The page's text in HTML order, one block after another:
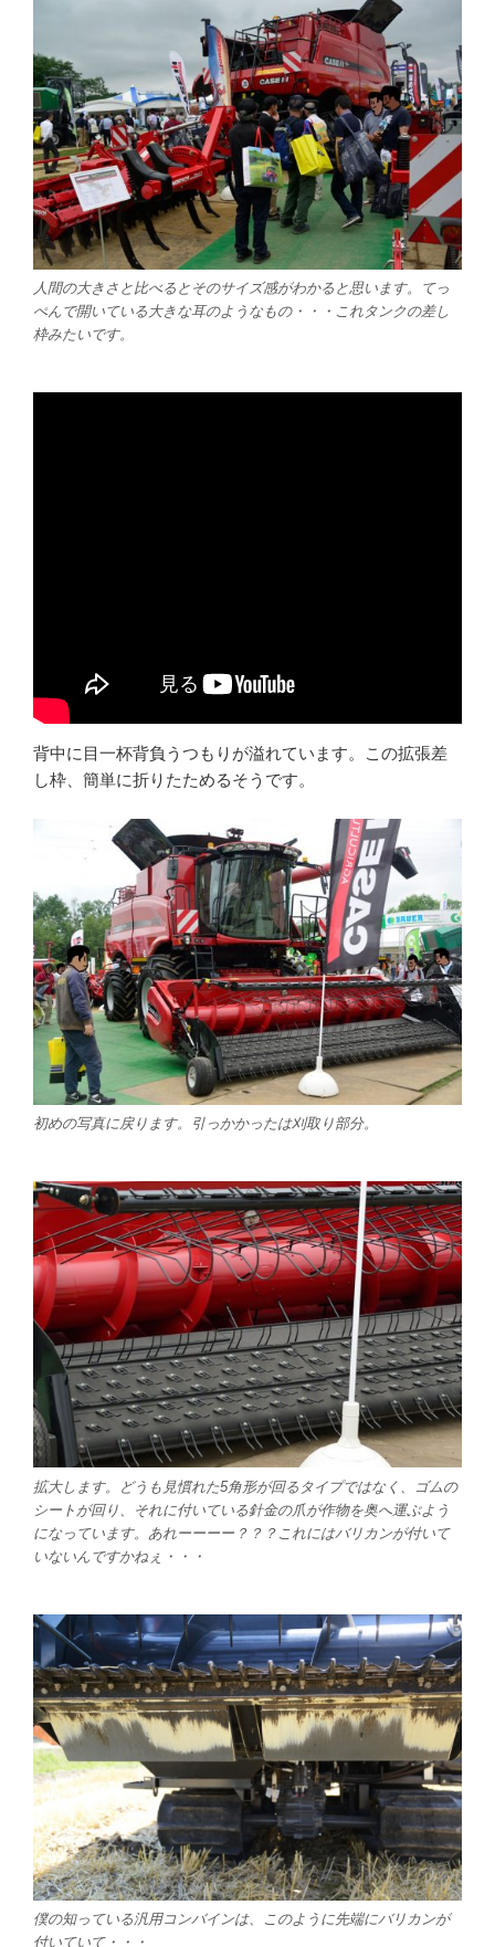
人間の大きさと比べるとそのサイズ感がわかると思います。てっ
ぺんで開いている大きな耳のようなもの・・・これタンクの差し
枠みたいです。
背中に目一杯背負うつもりが溢れています。この拡張差
し枠、簡単に折りたためるそうです。
初めの写真に戻ります。引っかかったは刈取り部分。
拡大します。どうも見慣れた5角形が回るタイプではなく、ゴムの
シートが回り、それに付いている針金の爪が作物を奥へ運ぶよう
になっています。あれーーーー？？？これにはバリカンが付いて
いないんですかねぇ・・・
僕の知っている汎用コンバインは、このように先端にバリカンが
付いていて・・・